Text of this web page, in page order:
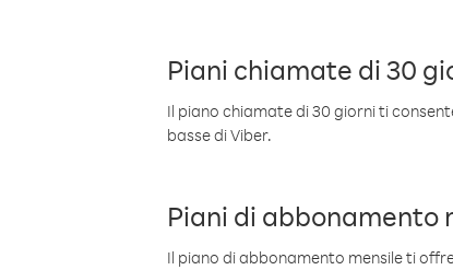
Piani chiamate di 30
Il piano chiamate di 30 giorni ti
basse di Viber.
Piani di abbonamento
Il piano di abbonamento mensile ti